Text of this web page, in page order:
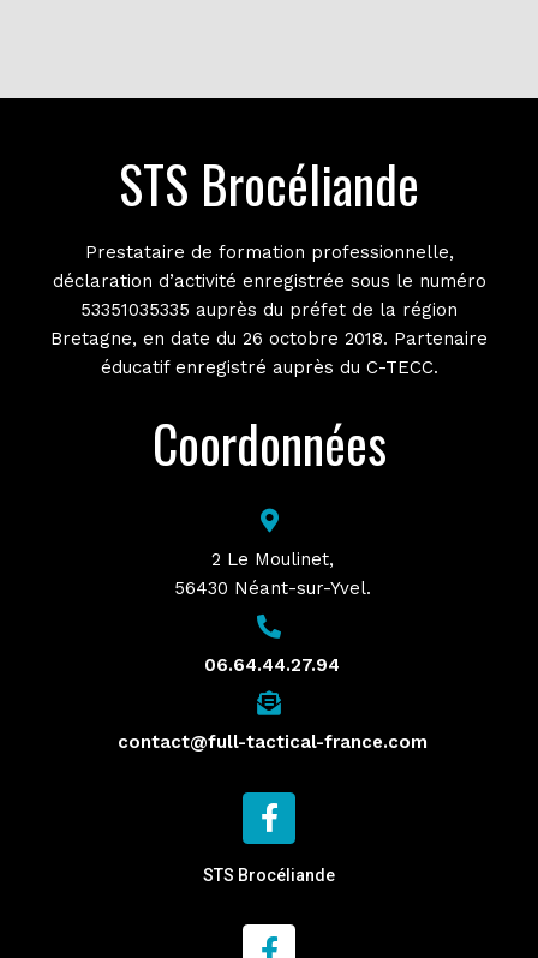
STS Brocéliande
Prestataire de formation professionnelle,
déclaration d’activité enregistrée sous le numéro
53351035335 auprès du préfet de la région
Bretagne, en date du 26 octobre 2018. Partenaire
éducatif enregistré auprès du C-TECC.
Coordonnées
2 Le Moulinet,
56430 Néant-sur-Yvel.
06.64.44.27.94
contact@full-tactical-france.com
STS Brocéliande